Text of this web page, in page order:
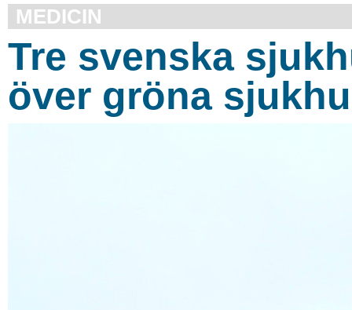
MEDICIN
Tre svenska
över gröna